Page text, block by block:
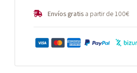
Envíos gratis a partir de 100€